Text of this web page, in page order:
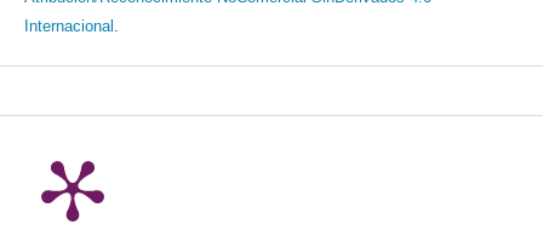
Internacional